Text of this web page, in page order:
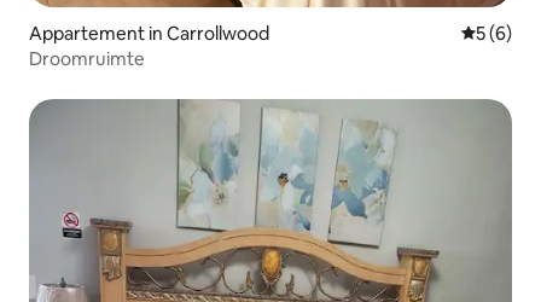
Appartement in Carrollwood
5 (6)
Droomruimte